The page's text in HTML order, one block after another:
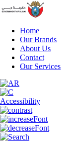
Home
Our Brands
About Us
Contact
Our Services
Accessibility